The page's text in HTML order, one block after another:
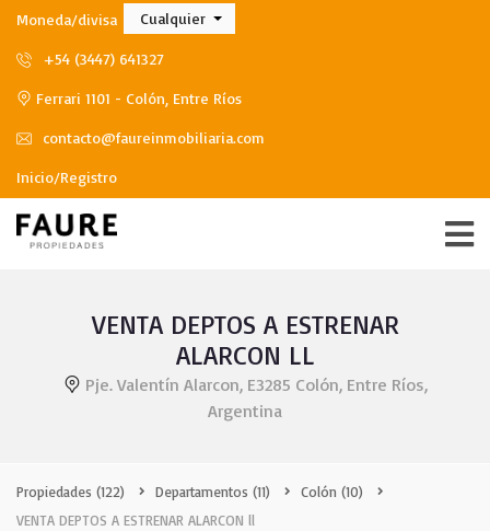
Moneda/divisa Cualquier
+54 (3447) 641327
Ferrari 1101 - Colón, Entre Ríos
contacto@faureinmobiliaria.com
Inicio/Registro
VENTA DEPTOS A ESTRENAR
ALARCON LL
Pje. Valentín Alarcon, E3285 Colón, Entre Ríos,
Argentina
Propiedades (122) Departamentos (11) Colón (10)
VENTA DEPTOS A ESTRENAR ALARCON ll